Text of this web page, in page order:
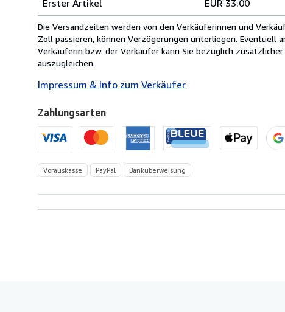
von
Frankreich
nach
USA
Erster Artikel
EUR 33.00
Die Versandzeiten werden von den Verkäuferinnen und
Zoll passieren, können Verzögerungen unterliegen. Eventuell
Verkäuferin bzw. der Verkäufer kann Sie bezüglich
auszugleichen.
Impressum & Info zum Verkäufer
Zahlungsarten
Vorauskasse PayPal Banküberweisung